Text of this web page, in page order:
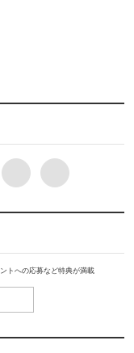
トへの応募など特典が満載